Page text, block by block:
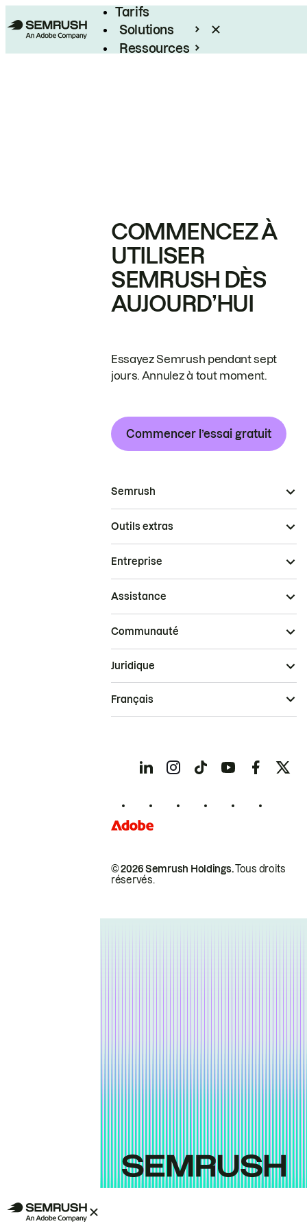
Tarifs
Solutions
Ressources
COMMENCEZ À
UTILISER
SEMRUSH DÈS
AUJOURD’HUI
Essayez Semrush pendant sept
jours. Annulez à tout moment.
Commencer l’essai gratuit
Semrush
Outils extras
Entreprise
Assistance
Communauté
© 2026 Semrush Holdings.Tous droits
réservés.
Juridique
Français